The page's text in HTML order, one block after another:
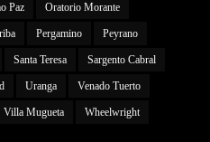
Paz Oratorio Morante
Pergamino Peyrano
Santa Teresa Sargento Cabral
Uranga Venado Tuerto
Villa Mugueta Wheelwright